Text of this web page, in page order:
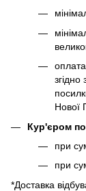
Нової
Кур'єром
при
при
*Доставка